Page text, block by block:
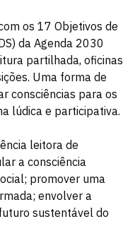
os 17 Objetivos de
da Agenda 2030
partilhada, oficinas
Uma forma de
consciências para os
lúdica e participativa.
leitora de
a consciência
promover uma
envolver a
sustentável do